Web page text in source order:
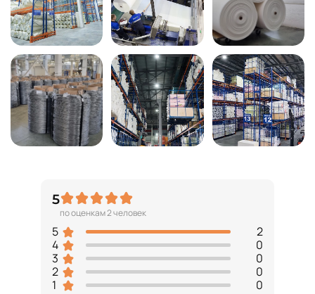
5
по оценкам 2 человек
5
2
4
0
3
0
2
0
1
0